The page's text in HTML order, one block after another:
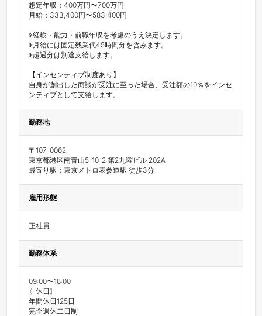
想定年収：400万円〜700万円
月給：333,400円〜583,400円
※経験・能力・前職年収を考慮のうえ決定します。
※月給には固定残業代45時間分を含みます。
※超過分は別途支給します。
【インセンティブ制度あり】
自身が創出した商談が受注に至った場合、受注額の10％をインセ
ンティブとして支給します。
勤務地
〒107-0062
東京都港区南青山5-10-2 第2九曜ビル 202A
最寄り駅：東京メトロ表参道駅 徒歩3分
雇用形態
正社員
勤務体系
09:00〜18:00
〖休日〗
年間休日125日
完全週休二日制